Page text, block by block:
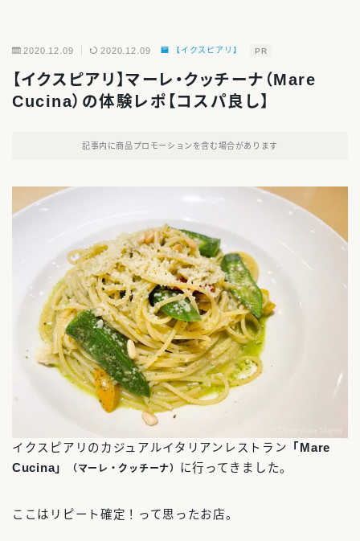
2020.12.09 2020.12.09 【イクスピアリ】 PR
【イクスピアリ】マーレ・クッチーナ（Mare
Cucina）の体験レポ【コスパ良し】
記事内に商品プロモーションを含む場合があります
イクスピアリのカジュアルイタリアンレストラン 「Mare
Cucina」
（マーレ・クッチーナ） に行ってきました。
ここはリピート確定！って思ったお店。